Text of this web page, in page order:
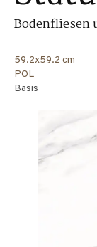
Bodenfliesen
59.2x59.2 cm
POL
Basis